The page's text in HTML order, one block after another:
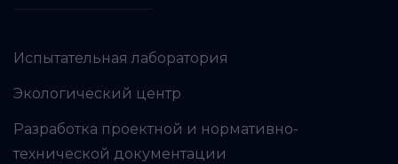
Испытательная лаборатория
Экологический центр
Разработка проектной и нормативно-
технической документации